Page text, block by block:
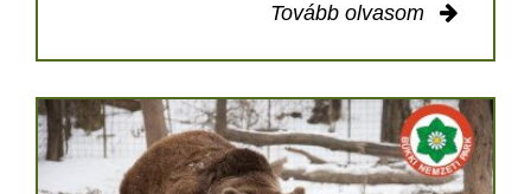
Tovább olvasom